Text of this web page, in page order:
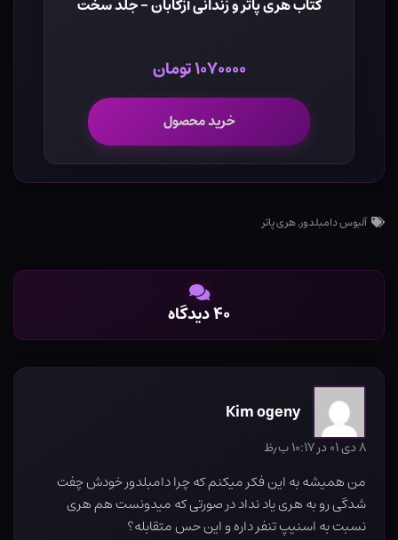
کتاب هری پاتر و زندانی آزکابان - جلد سخت
۱۰۷۰۰۰۰ تومان
خرید محصول
آلبوس دامبلدور,هری پاتر
۴۰ دیدگاه
Kim ogeny
۸ دی ۰۱ در ۱۰:۱۷ ب٫ظ
من همیشه به این فکر میکنم که چرا دامبلدور خودش چفت
شدگی رو به هری یاد نداد در صورتی که میدونست هم هری
نسبت به اسنیپ تنفر داره و این حس متقابله؟